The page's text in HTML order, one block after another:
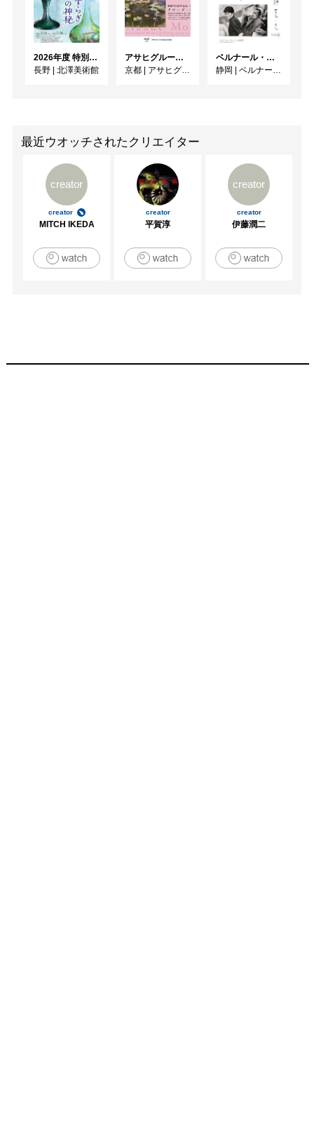
2026年度 特別展「ガレとドーム、アール･ヌーヴォーのガラス 水辺のやすらぎ、海の神秘」
長野 | 北澤美術館
アサヒグループ大山崎山荘美術館 開館30周年記念展「没後100年 クロード・モネ」
京都 | アサヒグループ大山崎山荘美術館
ベルナール・ビュフェと写真 ーカメラがとらえたビュフェとその時代、そして21 世紀へ
静岡 | ベルナール・ビュフェ美術館
最近ウオッチされたクリエイター
creator
creator
MITCH IKEDA
creator
平賀淳
creator
creator
伊藤潤二